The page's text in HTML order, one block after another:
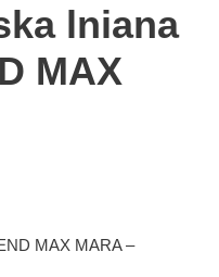
lniana
MAX
MAX MARA –